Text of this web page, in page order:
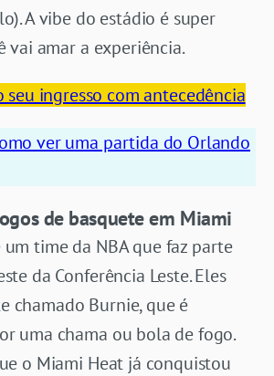
A vibe do estádio é super
vai amar a experiência.
seu ingresso com antecedência
ver uma partida do Orlando
de basquete em Miami
time da NBA que faz parte
da Conferência Leste. Eles
chamado Burnie, que é
uma chama ou bola de fogo.
o Miami Heat já conquistou